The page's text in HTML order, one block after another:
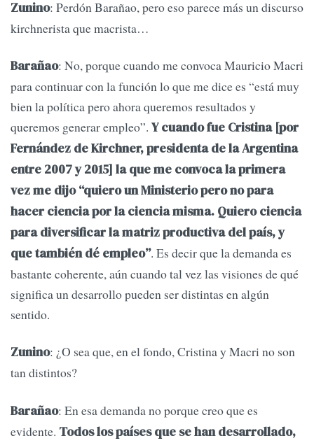
Zunino: Perdón Barañao, pero eso parece más un discurso
kirchnerista que macrista…
Barañao: No, porque cuando me convoca Mauricio Macri
para continuar con la función lo que me dice es “está muy
bien la política pero ahora queremos resultados y
queremos generar empleo”. Y cuando fue Cristina [por
Fernández de Kirchner, presidenta de la Argentina
entre 2007 y 2015] la que me convoca la primera
vez me dijo “quiero un Ministerio pero no para
hacer ciencia por la ciencia misma. Quiero ciencia
para diversificar la matriz productiva del país, y
que también dé empleo”. Es decir que la demanda es
bastante coherente, aún cuando tal vez las visiones de qué
significa un desarrollo pueden ser distintas en algún
sentido.
Zunino: ¿O sea que, en el fondo, Cristina y Macri no son
tan distintos?
Barañao: En esa demanda no porque creo que es
evidente. Todos los países que se han desarrollado,